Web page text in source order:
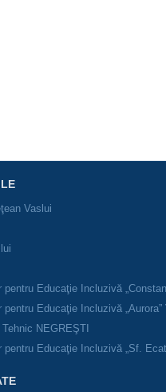
Vaslui
pentru Educaţie Incluzivă
pentru Educaţie Incluzivă „Aurora”
NEGREŞTI
pentru Educaţie Incluzivă „Sf.